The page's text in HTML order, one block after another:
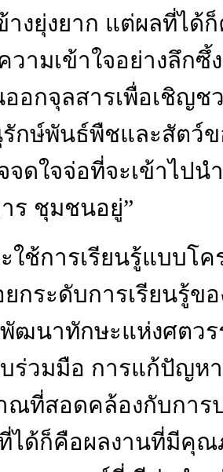
งยุ่งยาก แต่ผลที่ได้
วามเข้าใจอย่างลึกซึ้
อกจุลสารเพื่อเชิญ
กษ์พันธ์พืชและสัตว์
จดใจจ่อที่จะเข้าไป
ร ชุมชนอยู่”
ใช้การเรียนรู้แบบโ
ยกระดับการเรียนรู้ข
พัฒนาทักษะแห่งศตว
ร่วมมือ การแก้ปัญห
ที่สอดคล้องกับการ
ที่ได้ก็คือผลงานที่มีคุ